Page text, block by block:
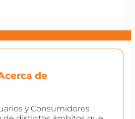
de
y Consumidores